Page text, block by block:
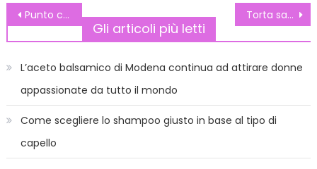
Navigazione
articoli
Punto croce Hello Kitty Torta san valentino: qualche spunto per le decorazioni
Gli articoli più letti
L’aceto balsamico di Modena continua ad attirare donne
appassionate da tutto il mondo
Come scegliere lo shampoo giusto in base al tipo di
capello